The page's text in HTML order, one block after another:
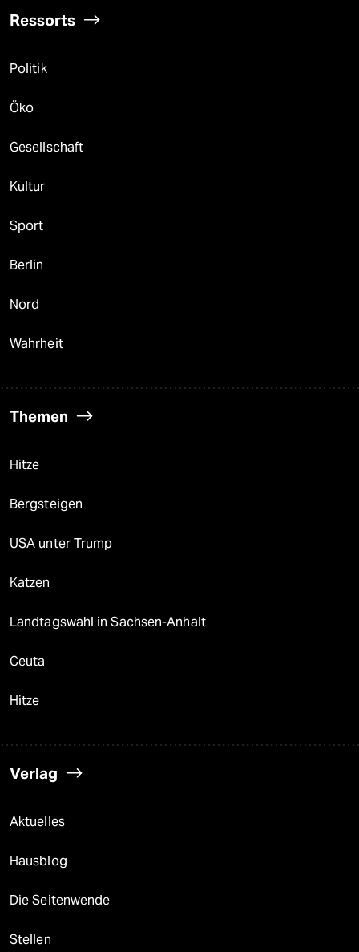
Ressorts
Politik
Öko
Gesellschaft
Kultur
Sport
Berlin
Nord
Wahrheit
Themen
Hitze
Bergsteigen
USA unter Trump
Katzen
Landtagswahl in Sachsen-Anhalt
Ceuta
Hitze
Verlag
Aktuelles
Hausblog
Die Seitenwende
Stellen